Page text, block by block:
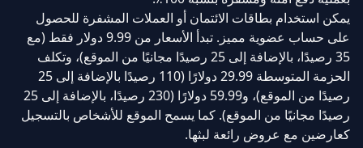
يمكن استخدام بطاقات الائتمان أو العملات المشفرة للحصول
على حساب عضوية مميز. تبدأ الأسعار من 9.99 دولار فقط (مع
35 رصيدًا، بالإضافة إلى 25 رصيدًا مجانيًا من الموقع)، وتكلف
الحزمة المتوسطة 29.99 دولارًا (110 رصيدًا بالإضافة إلى 25
رصيدًا من الموقع)، و59.99 دولارًا (230 رصيدًا، بالإضافة إلى 25
رصيدًا مجانيًا من الموقع). كما يسمح الموقع للأشخاص بالتسجيل
كعارضين مع عروض رائعة لبثها.